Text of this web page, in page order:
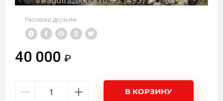
Расскажи друзьям:
40 000
В КОРЗИНУ